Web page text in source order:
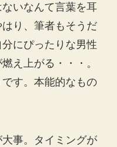
いなんて言葉を耳
り、筆者もそうだ
にぴったりな男性
え上がる・・・。
す。本能的なもの
事。タイミングが